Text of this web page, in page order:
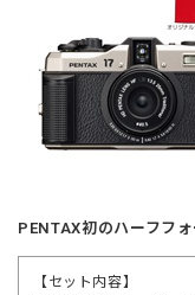
PENTAX初のハーフフ
【セット内容】